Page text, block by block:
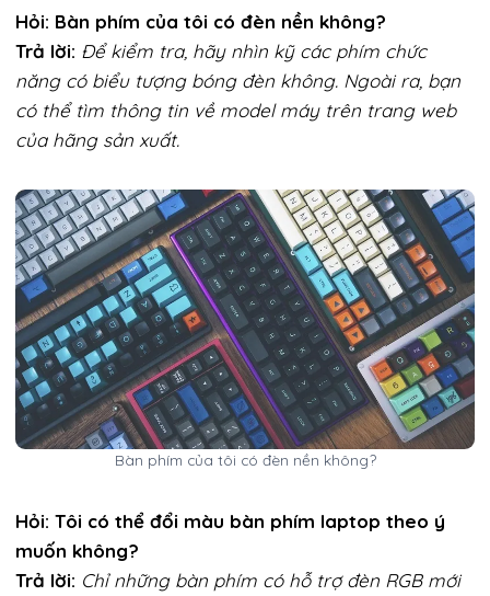
Hỏi: Bàn phím của tôi có đèn nền không?
Trả lời: Để kiểm tra, hãy nhìn kỹ các phím chức
năng có biểu tượng bóng đèn không. Ngoài ra, bạn
có thể tìm thông tin về model máy trên trang web
của hãng sản xuất.
Bàn phím của tôi có đèn nền không?
Hỏi: Tôi có thể đổi màu bàn phím laptop theo ý
muốn không?
Trả lời: Chỉ những bàn phím có hỗ trợ đèn RGB mới